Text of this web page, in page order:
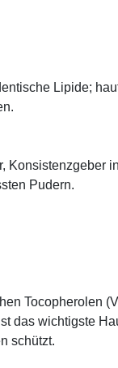
Lipide;
Konsistenzgeber
Pudern.
Tocopherolen
das wichtigste
schützt.